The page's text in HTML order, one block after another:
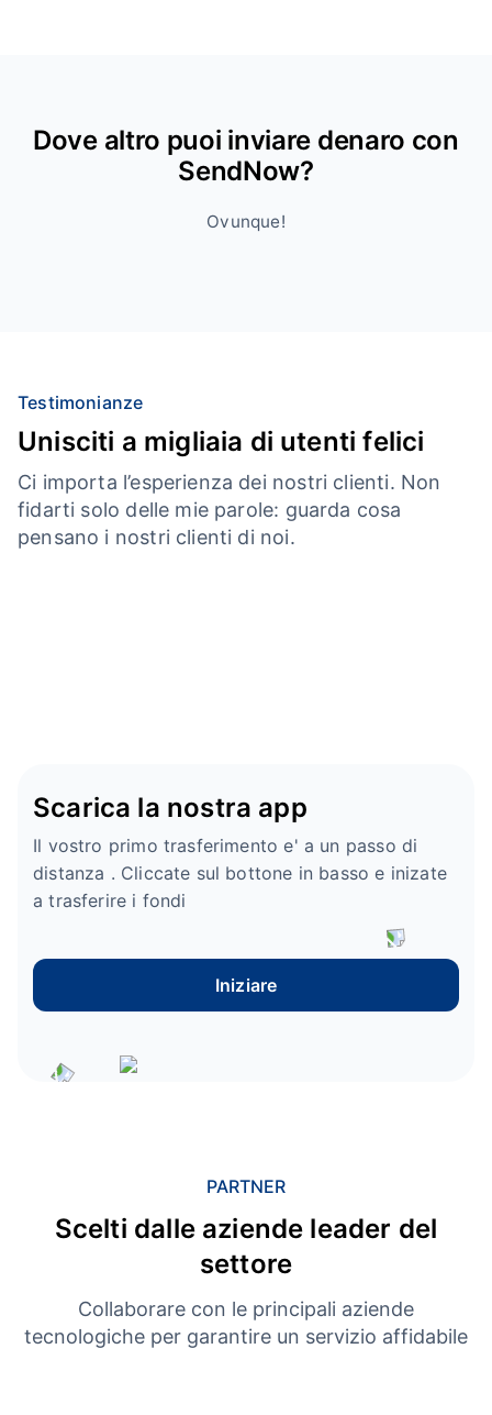
Dove altro puoi inviare denaro con
SendNow?
Ovunque!
Testimonianze
Unisciti a migliaia di utenti felici
Ci importa l’esperienza dei nostri clienti. Non
fidarti solo delle mie parole: guarda cosa
pensano i nostri clienti di noi.
Scarica la nostra app
Il vostro primo trasferimento e' a un passo di
distanza . Cliccate sul bottone in basso e inizate
a trasferire i fondi
Iniziare
PARTNER
Scelti dalle aziende leader del
settore
Collaborare con le principali aziende
tecnologiche per garantire un servizio affidabile